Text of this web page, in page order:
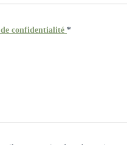
confidentialité *